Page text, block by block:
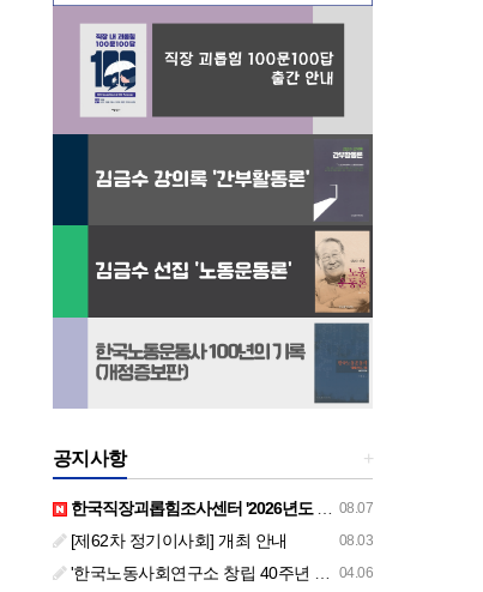
+
공지사항
08.07
한국직장괴롭힘조사센터 '2026년도 하반기 주요 사업 안내' (교육/컨설팅)
08.03
[제62차 정기이사회] 개최 안내
04.06
'한국노동사회연구소 창립 40주년 기념 행사 안내'